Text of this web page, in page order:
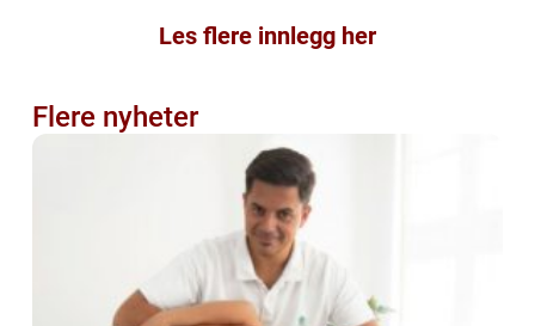
Les flere innlegg her
Flere nyheter